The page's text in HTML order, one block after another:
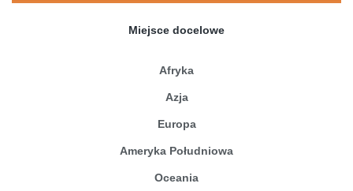
Miejsce docelowe
Afryka
Azja
Europa
Ameryka Południowa
Oceania